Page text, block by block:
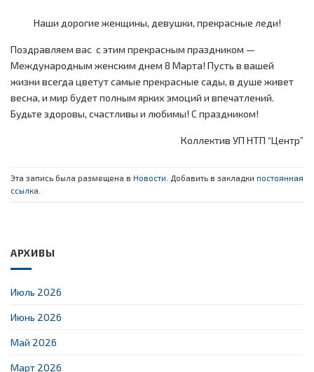
Наши дорогие женщины, девушки, прекрасные леди!
Поздравляем вас с этим прекрасным праздником —
Международным женским днем 8 Марта! Пусть в вашей
жизни всегда цветут самые прекрасные сады, в душе живет
весна, и мир будет полным ярких эмоций и впечатлений.
Будьте здоровы, счастливы и любимы! С праздником!
Коллектив УП НТП “Центр”
Эта запись была размещена в Новости . Добавить в закладки постоянная
ссылка
АРХИВЫ
Июль 2026
Июнь 2026
Май 2026
Март 2026